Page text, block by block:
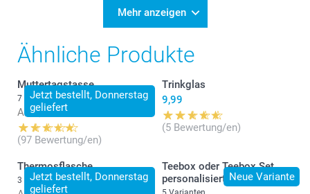
Mehr anzeigen
Ähnliche Produkte
Jetzt bestellt, Donnerstag
geliefert
Muttertagstasse
7 Varianten
Ab 9,95
(97 Bewertung/en)
Trinkglas
9,99
(5 Bewertung/en)
Jetzt bestellt, Donnerstag
geliefert
Thermosflasche
3 Varianten Neue Variante
Teebox oder Teebox Set
personalisiert